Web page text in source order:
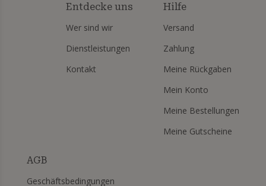
Entdecke uns
Wer sind wir
Dienstleistungen
Kontakt
Hilfe
Versand
Zahlung
Meine Rückgaben
Mein Konto
Meine Bestellungen
Meine Gutscheine
AGB
Geschäftsbedingungen